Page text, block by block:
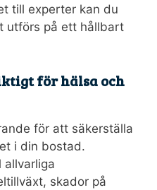
till experter kan du
utförs på ett hållbart
för hälsa och
för att säkerställa
i din bostad.
allvarliga
skador på